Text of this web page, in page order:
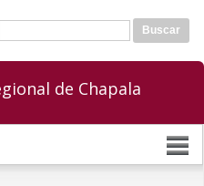
Formulario de búsqueda
Buscar
de Chapala